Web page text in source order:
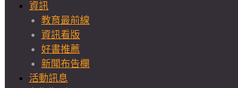
資訊
教育最前線
資訊看版
好書推薦
新聞布告欄
活動訊息